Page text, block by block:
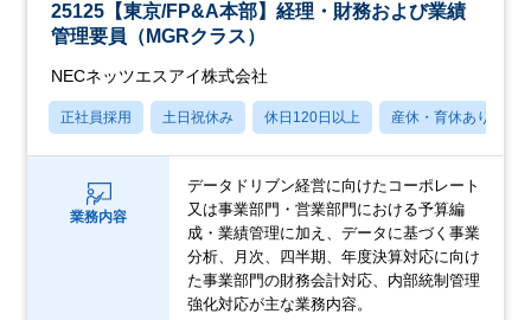
25125【東京/FP&A本部】経理・財務および業績
管理要員（MGRクラス）
NECネッツエスアイ株式会社
正社員採用 土日祝休み 休日120日以上 産休・育休あり
業務内容
データドリブン経営に向けたコーポレート
又は事業部門・営業部門における予算編
成・業績管理に加え、データに基づく事業
分析、月次、四半期、年度決算対応に向け
た事業部門の財務会計対応、内部統制管理
強化対応が主な業務内容。